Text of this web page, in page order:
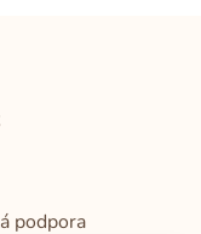
podpora